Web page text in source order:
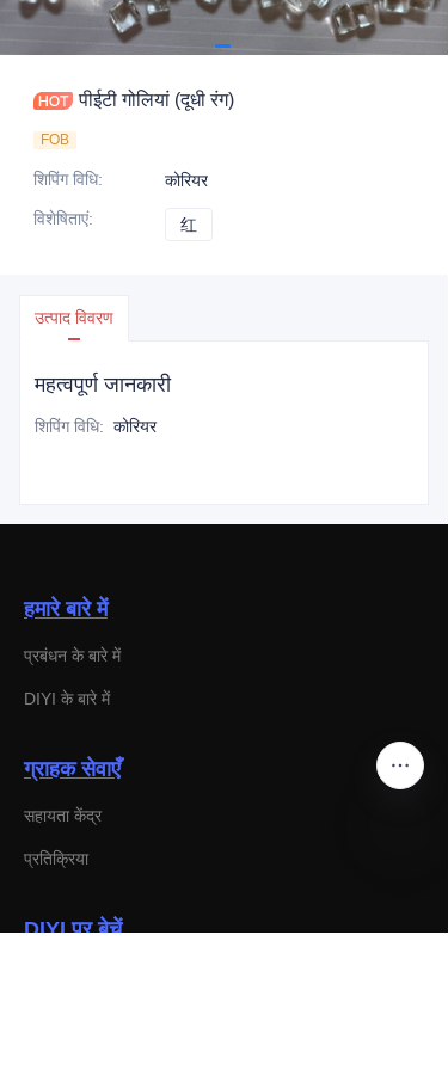
पीईटी गोलियां (दूधी रंग)
FOB
शिपिंग विधि:
कोरियर
विशेषिताएं: 红
उत्पाद विवरण
महत्वपूर्ण जानकारी
शिपिंग विधि: कोरियर
हमारे बारे में
प्रबंधन के बारे में
DIYI के बारे में
ग्राहक सेवाएँ
सहायता केंद्र
प्रतिक्रिया
DIYI पर बेचें